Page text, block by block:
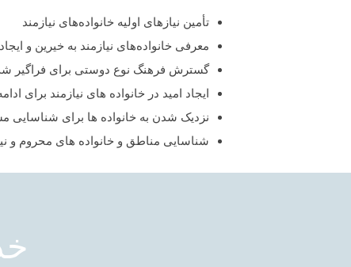
تأمین نیازهای اولیه خانواده‌های نیازمند
معرفی خانواده‌های نیازمند به خیرین و
گسترش فرهنگ نوع دوستی برای فراگیر
ایجاد امید در خانواده های نیازمند برای
نزدیک شدن به خانواده ها برای شناسایی
شناسایی مناطق و خانواده های محروم و